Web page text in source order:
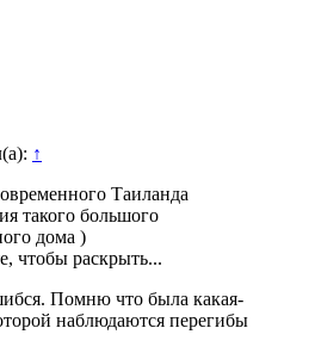
↑
Таиланда
такого большого
дома )
чтобы раскрыть...
Помню что была какая-
наблюдаются перегибы